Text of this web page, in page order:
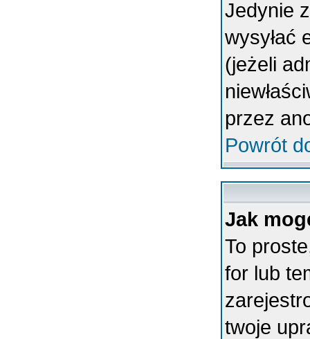
Jedynie
wysyłać
(jeżeli
przez
Powrót
Jak
To
for lub
twoje